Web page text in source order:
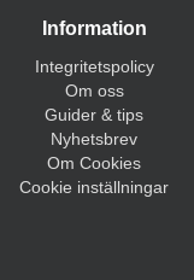
Information
Integritetspolicy
Om oss
Guider & tips
Nyhetsbrev
Om Cookies
Cookie inställningar